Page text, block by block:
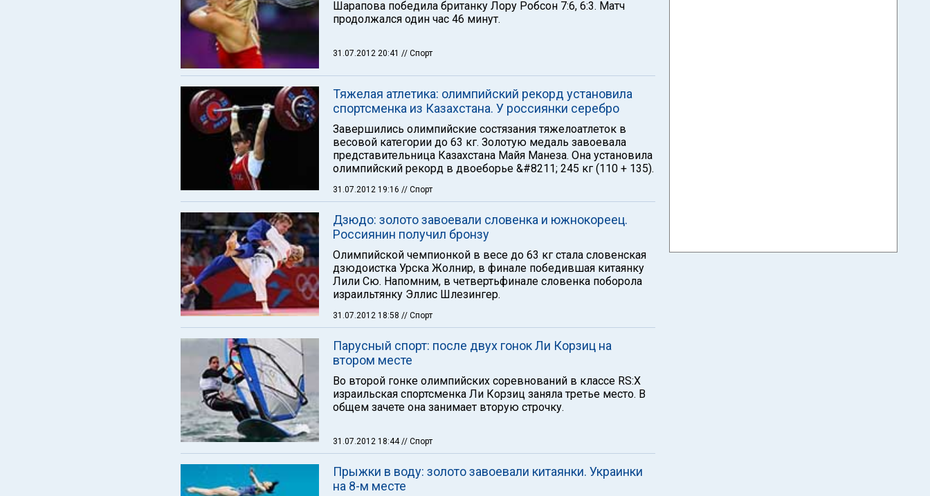
Шарапова победила британку Лору Робсон 7:6, 6:3. Матч
продолжался один час 46 минут.
31.07.2012 20:41 // Спорт
Тяжелая атлетика: олимпийский рекорд установила
спортсменка из Казахстана. У россиянки серебро
Завершились олимпийские состязания тяжелоатлеток в
весовой категории до 63 кг. Золотую медаль завоевала
представительница Казахстана Майя Манеза. Она установила
олимпийский рекорд в двоеборье &#8211; 245 кг (110 + 135).
31.07.2012 19:16 // Спорт
Дзюдо: золото завоевали словенка и южнокореец.
Россиянин получил бронзу
Олимпийской чемпионкой в весе до 63 кг стала словенская
дзюдоистка Урска Жолнир, в финале победившая китаянку
Лили Сю. Напомним, в четвертьфинале словенка поборола
израильтянку Эллис Шлезингер.
31.07.2012 18:58 // Спорт
Парусный спорт: после двух гонок Ли Корзиц на
втором месте
Во второй гонке олимпийских соревнований в классе RS:X
израильская спортсменка Ли Корзиц заняла третье место. В
общем зачете она занимает вторую строчку.
31.07.2012 18:44// Спорт
Прыжки в воду: золото завоевали китаянки. Украинки
на 8-м месте